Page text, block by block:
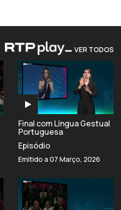
VER TODOS
Final com Língua Gestual
Portuguesa
Episódio
Emitido a 07 Março, 2026